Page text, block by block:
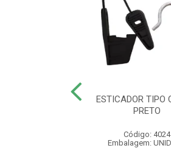
ESTICADOR TIPO
PRETO
Código: 4024
Embalagem: